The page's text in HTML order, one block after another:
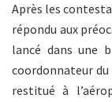
Après les
répondu aux
lancé dans une
coordonnateur
restitué à